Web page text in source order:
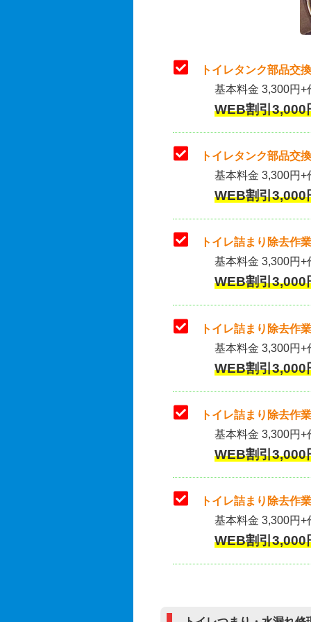
トイレタンク部品交
基本料金 3,300円
WEB割引
トイレタンク部品交
基本料金 3,300円+
WEB割引
トイレ詰まり除去作
基本料金 3,300円+
WEB割引
トイレ詰まり除去作
基本料金 3,300円+
WEB割引
トイレ詰まり除去
基本料金 3,300円+
WEB割引
トイレ詰まり除去作
基本料金 3,300円+
WEB割引